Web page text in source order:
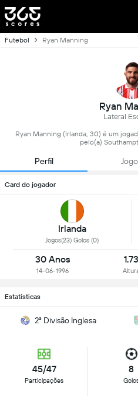
Futebol Ryan Manning
Ryan
Lateral
Ryan Manning (Irlanda, 30) é um
pelo(a)
Perfil
Card do jogador
Irlanda
Jogos(23) Golos (0)
30 Anos
14-06-1996
1.73
Estatísticas
2ª Divisão Inglesa
45/47
Participações
8